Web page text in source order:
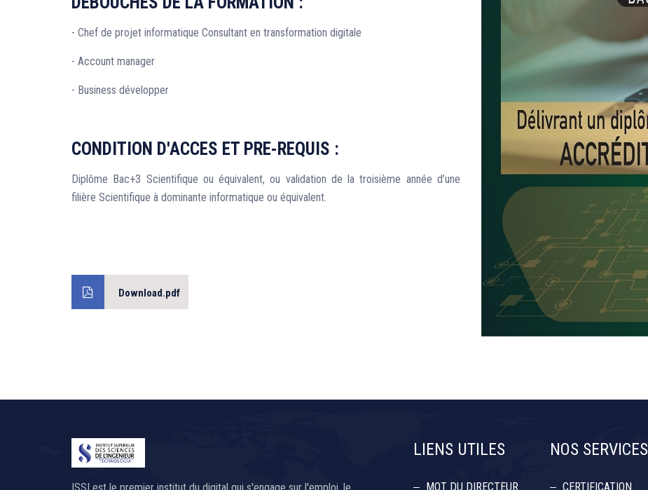
- Chef de projet informatique Consultant en transformation digitale
- Account manager
- Business développer
CONDITION D'ACCES ET PRE-REQUIS :
Diplôme Bac+3 Scientifique ou équivalent, ou validation de la troisième année d’une
filière Scientifique à dominante informatique ou équivalent.
Download.pdf
LIENS UTILES
MOT DU DIRECTEUR
NOS SERVICES
CERTIFICATION